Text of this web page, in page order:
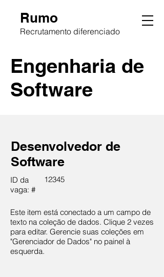
Rumo
Recrutamento diferenciado
Engenharia de
Software
Desenvolvedor de
Software
ID da
vaga: #
12345
Este item está conectado a um campo de
texto na coleção de dados. Clique 2 vezes
para editar. Gerencie suas coleções em
"Gerenciador de Dados" no painel à
esquerda.